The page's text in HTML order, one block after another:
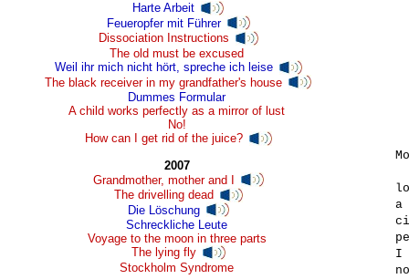
Harte Arbeit
Feueropfer mit Führer
Dissociation Instructions
The old must be excused
Weil ihr mich nicht hört, spreche ich leise
The black receiver in my grandfather's house
Dummes Formular
A child works perfectly as a mirror of lust
No!
How can I get rid of the juice?
2007
Grandmother, mother and I
The drivelling dead
Die Löschung
Schreckliche Leute
Voyage to the moon in three parts
The lying fly
Stockholm Syndrome
a
I